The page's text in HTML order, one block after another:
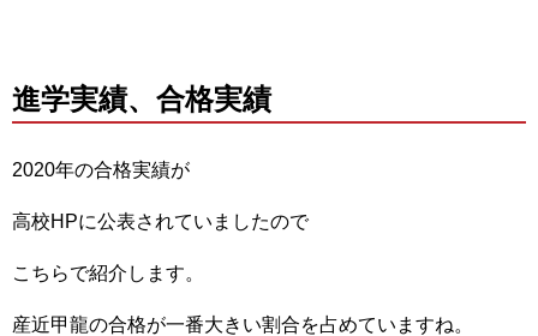
進学実績、合格実績
2020年の合格実績が
高校HPに公表されていましたので
こちらで紹介します。
産近甲龍の合格が一番大きい割合を占めていますね。